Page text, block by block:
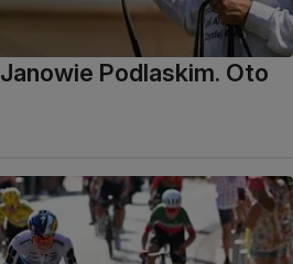
Podlaskim. Oto